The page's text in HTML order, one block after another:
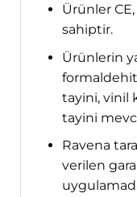
Ürünler
sahiptir.
Ürünlerin
formaldehit
tayini, vinil
tayini
Ravena
verilen